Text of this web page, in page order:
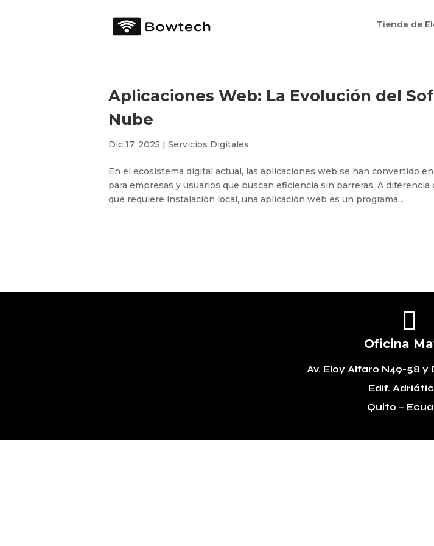
Tienda de
Aplicaciones Web: La Evolución del
Nube
Dic 17, 2025 | Servicios Digitales
En el ecosistema digital actual, las aplicaciones web se han convertido
para empresas y usuarios que buscan eficiencia sin barreras. A
que requiere instalación local, una aplicación web es un programa...

Oficina
Av. Eloy Alfaro N49-58 y
Edif.
Quito –